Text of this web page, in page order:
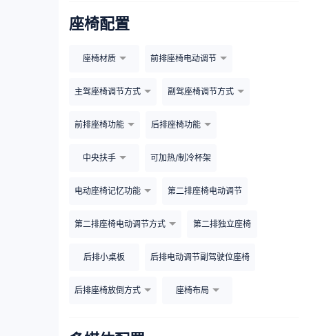
座椅配置
座椅材质 前排座椅电动调节
主驾座椅调节方式 副驾座椅调节方式
前排座椅功能 后排座椅功能
中央扶手 可加热/制冷杯架
电动座椅记忆功能 第二排座椅电动调节
第二排座椅电动调节方式 第二排独立座椅
后排小桌板 后排电动调节副驾驶位座椅
后排座椅放倒方式 座椅布局